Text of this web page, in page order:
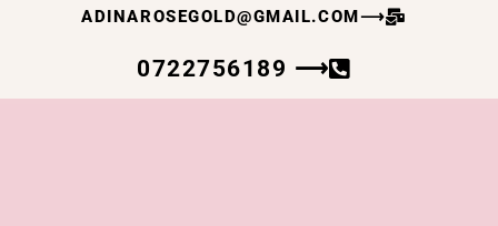
ADINAROSEGOLD@GMAIL.COM⟶
0722756189 ⟶